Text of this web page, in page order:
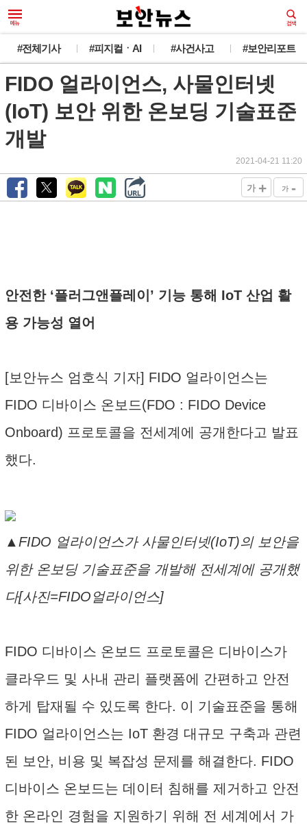
#전체기사 #피지컬ㆍAI #사건사고 #보안리포트
FIDO 얼라이언스, 사물인터넷
(IoT) 보안 위한 온보딩 기술표준
개발
2021-04-21 11:20
가 + 가 -
안전한 ‘플러그앤플레이’ 기능 통해 IoT 산업 활
용 가능성 열어
[보안뉴스 엄호식 기자] FIDO 얼라이언스는
FIDO 디바이스 온보드(FDO : FIDO Device
Onboard) 프로토콜을 전세계에 공개한다고 발표
했다.
▲FIDO 얼라이언스가 사물인터넷(IoT)의 보안을
위한 온보딩 기술표준을 개발해 전세계에 공개했
다[사진=FIDO얼라이언스]
FIDO 디바이스 온보드 프로토콜은 디바이스가
클라우드 및 사내 관리 플랫폼에 간편하고 안전
하게 탑재될 수 있도록 한다. 이 기술표준을 통해
FIDO 얼라이언스는 IoT 환경 대규모 구축과 관련
된 보안, 비용 및 복잡성 문제를 해결한다. FIDO
디바이스 온보드는 데이터 침해를 제거하고 안전
한 온라인 경험을 지원하기 위해 전 세계에서 가